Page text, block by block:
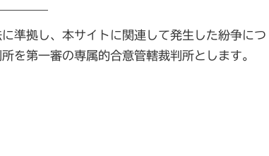
準拠し、本サイトに関連して発生した紛争につ
を第一審の専属的合意管轄裁判所とします。